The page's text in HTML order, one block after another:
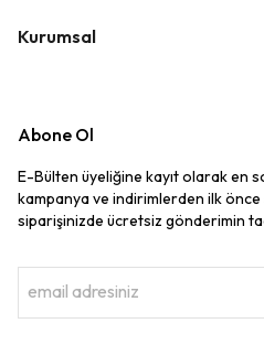
Kurumsal
Abone Ol
E-Bülten üyeliğine kayıt olarak en
kampanya ve indirimlerden ilk
siparişinizde ücretsiz gönderimin